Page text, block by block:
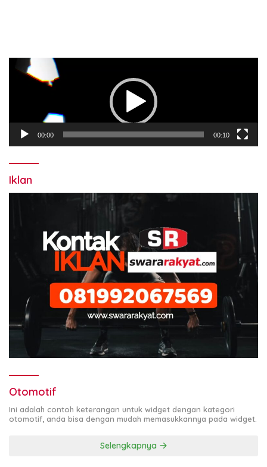
Pemutar
Video
00:00 00:10
Iklan
Otomotif
Ini adalah contoh keterangan untuk widget dengan kategori
otomotif, anda bisa dengan mudah memasukkannya pada widget.
Selengkapnya